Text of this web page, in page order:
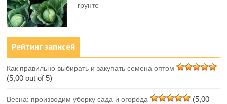
грунте
Рейтинг записей
Как правильно выбирать и закупать семена оптом
(5,00 out of 5)
Весна: производим уборку сада и огорода
(5,00